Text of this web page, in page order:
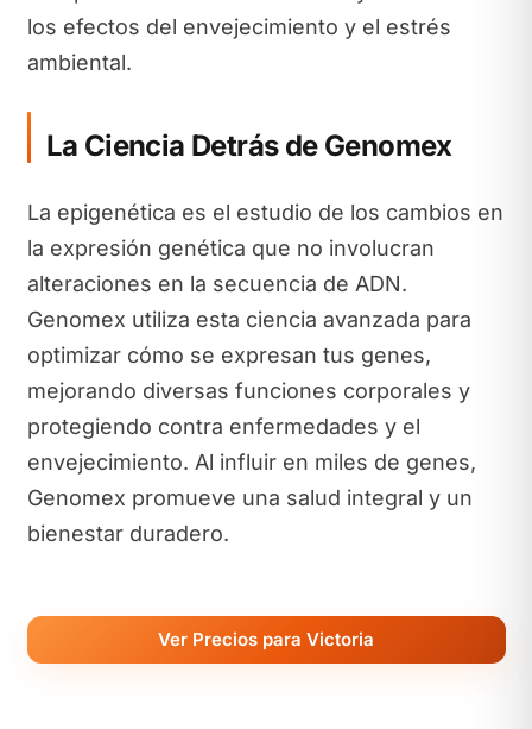
los efectos del envejecimiento y el estrés
ambiental.
La Ciencia Detrás de Genomex
La epigenética es el estudio de los cambios en
la expresión genética que no involucran
alteraciones en la secuencia de ADN.
Genomex utiliza esta ciencia avanzada para
optimizar cómo se expresan tus genes,
mejorando diversas funciones corporales y
protegiendo contra enfermedades y el
envejecimiento. Al influir en miles de genes,
Genomex promueve una salud integral y un
bienestar duradero.
Ver Precios para Victoria